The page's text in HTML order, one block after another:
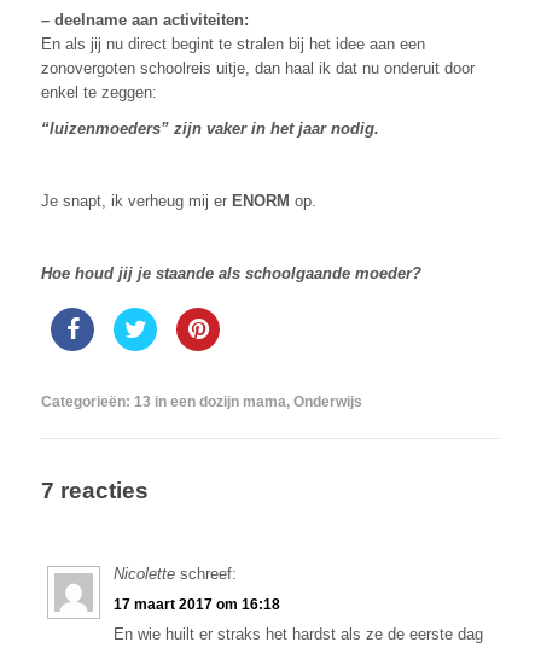
– deelname aan activiteiten:
En als jij nu direct begint te stralen bij het idee aan een
zonovergoten schoolreis uitje, dan haal ik dat nu onderuit door
enkel te zeggen:
“luizenmoeders” zijn vaker in het jaar nodig.
Je snapt, ik verheug mij er ENORM op.
Hoe houd jij je staande als schoolgaande moeder?
Categorieën: 13 in een dozijn mama, Onderwijs
7 reacties
Nicolette schreef:
17 maart 2017 om 16:18
En wie huilt er straks het hardst als ze de eerste dag